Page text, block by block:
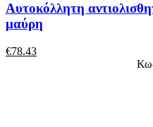
Αυτοκόλλητη
μαύρη
€78.43